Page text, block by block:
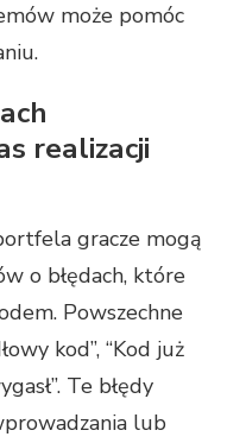
może pomóc
realizacji
gracze mogą
o błędach, które
Powszechne
kod”, “Kod już
Te błędy
lub